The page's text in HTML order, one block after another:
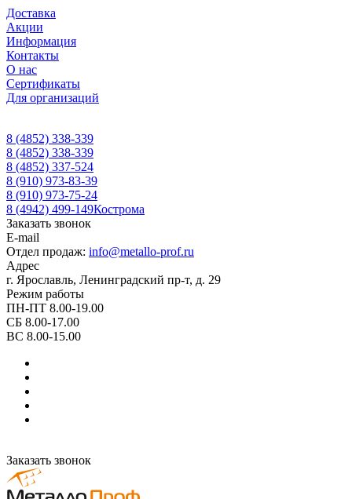
Доставка
Акции
Информация
Контакты
О нас
Сертификаты
Для организаций
8 (4852) 338-339
8 (4852) 338-339
8 (4852) 337-524
8 (910) 973-83-39
8 (910) 973-75-24
8 (4942) 499-149Кострома
Заказать звонок
E-mail
Отдел продаж: info@metallo-prof.ru
Адрес
г. Ярославль, Ленинградский пр-т, д. 29
Режим работы
ПН-ПТ 8.00-19.00
СБ 8.00-17.00
ВС 8.00-15.00
Заказать звонок